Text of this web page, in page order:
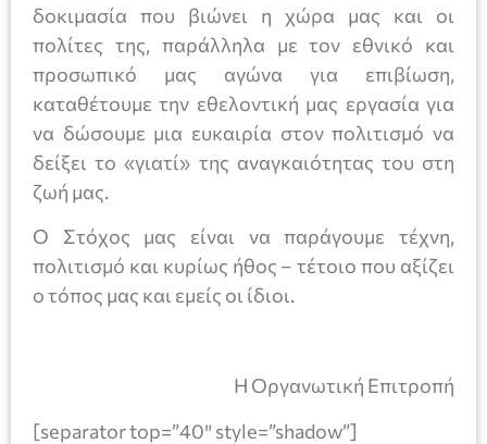
δοκιμασία που βιώνει η χώρα μας και οι
πολίτες της, παράλληλα με τον εθνικό και
προσωπικό μας αγώνα για επιβίωση,
καταθέτουμε την εθελοντική μας εργασία για
να δώσουμε μια ευκαιρία στον πολιτισμό να
δείξει το «γιατί» της αναγκαιότητας του στη
ζωή μας.
Ο Στόχος μας είναι να παράγουμε τέχνη,
πολιτισμό και κυρίως ήθος – τέτοιο που αξίζει
ο τόπος μας και εμείς οι ίδιοι.
Η Οργανωτική Επιτροπή
[separator top=”40″ style=”shadow”]